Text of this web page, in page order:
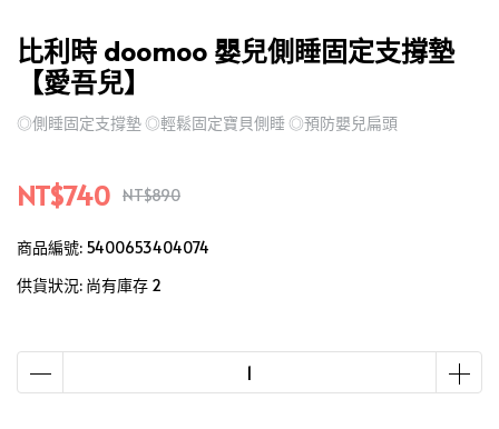
比利時 doomoo 嬰兒側睡固定支撐墊
【愛吾兒】
◎側睡固定支撐墊 ◎輕鬆固定寶貝側睡 ◎預防嬰兒扁頭
NT$740 NT$890
商品編號: 5400653404074
供貨狀況: 尚有庫存 2